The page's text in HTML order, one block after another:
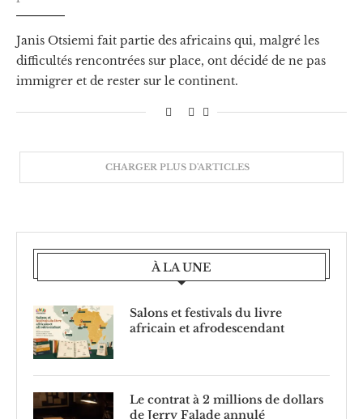
Janis Otsiemi fait partie des africains qui, malgré les
difficultés rencontrées sur place, ont décidé de ne pas
immigrer et de rester sur le continent.
CHARGER PLUS D'ARTICLES
À LA UNE
Salons et festivals du livre
africain et afrodescendant
Le contrat à 2 millions de dollars
de Jerry Falade annulé